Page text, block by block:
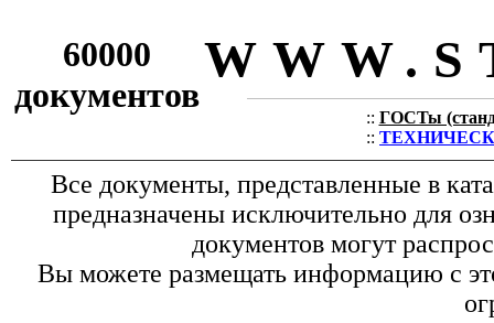
60000
документов
:: ГОСТы
::
Все документы, представленные в
предназначены исключительно для
документов могут
Вы можете размещать информацию с